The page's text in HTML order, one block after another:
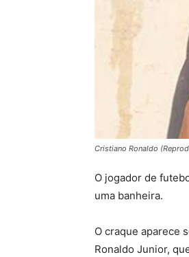
Cristiano Ronaldo
O jogador de
uma banheira.
O craque aparece
Ronaldo Junior,